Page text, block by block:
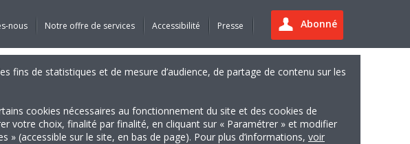
Abonné
nous Notre offre de services Accessibilité Presse
fins de statistiques et de mesure d’audience, de partage de contenu sur les
cookies nécessaires au fonctionnement du site et des cookies de
votre choix, finalité par finalité, en cliquant sur « Paramétrer » et modifier
(accessible sur le site, en bas de page). Pour plus d’informations, voir